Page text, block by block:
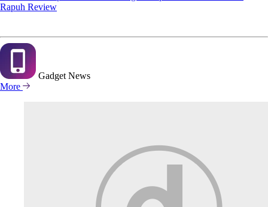
Rapuh Review
Gadget News
More